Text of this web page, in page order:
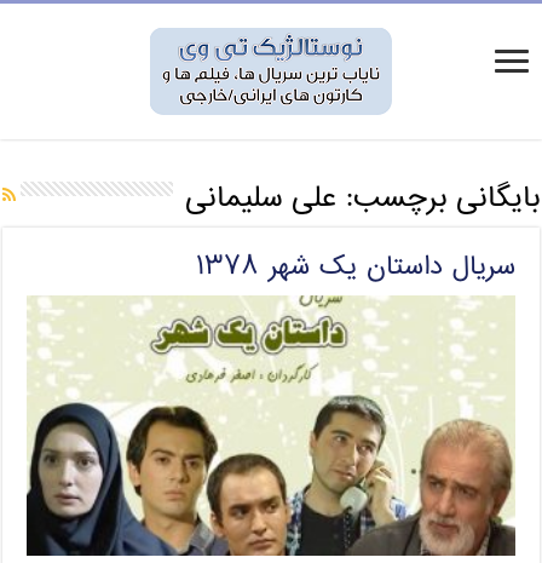
بایگانی برچسب: علی سلیمانی
سریال داستان یک شهر ۱۳۷۸